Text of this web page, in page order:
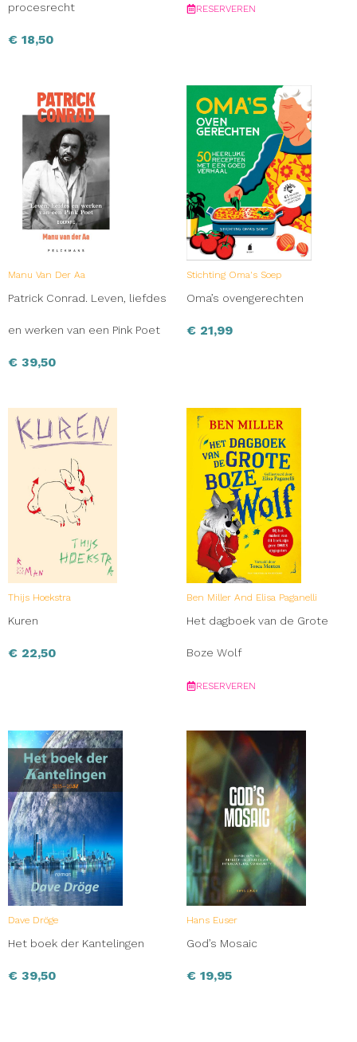
procesrecht
€ 18,50
RESERVEREN
Manu Van Der Aa
Patrick Conrad. Leven, liefdes
en werken van een Pink Poet
€ 39,50
Stichting Oma's Soep
Oma’s ovengerechten
€ 21,99
Thijs Hoekstra
Kuren
€ 22,50
Ben Miller And Elisa Paganelli
Het dagboek van de Grote
Boze Wolf
RESERVEREN
Dave Dröge
Het boek der Kantelingen
€ 39,50
Hans Euser
God’s Mosaic
€ 19,95